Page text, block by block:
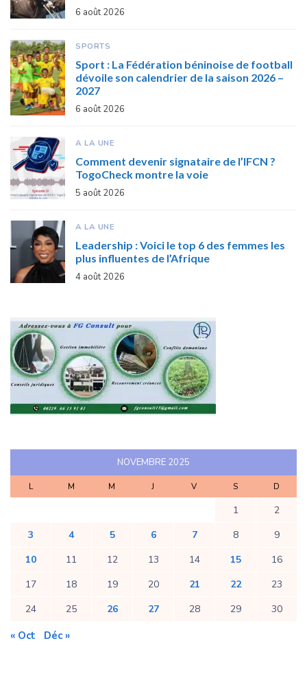
6 août 2026
SPORTS
Sport : La Fédération béninoise de football
dévoile son calendrier de la saison 2026 –
2027
6 août 2026
A LA UNE
Comment devenir signataire de l’IFCN ?
TogoCheck montre la voie
5 août 2026
A LA UNE
Leadership : Voici le top 6 des femmes les
plus influentes de l’Afrique
4 août 2026
NOVEMBRE 2025
L M M J V S D
1
2
3
4 5 6 7 8
9
10
11 12 13 14 15
16
17
18 19 20 21 22
23
24
25 26 27 28 29 30
« Oct Déc »